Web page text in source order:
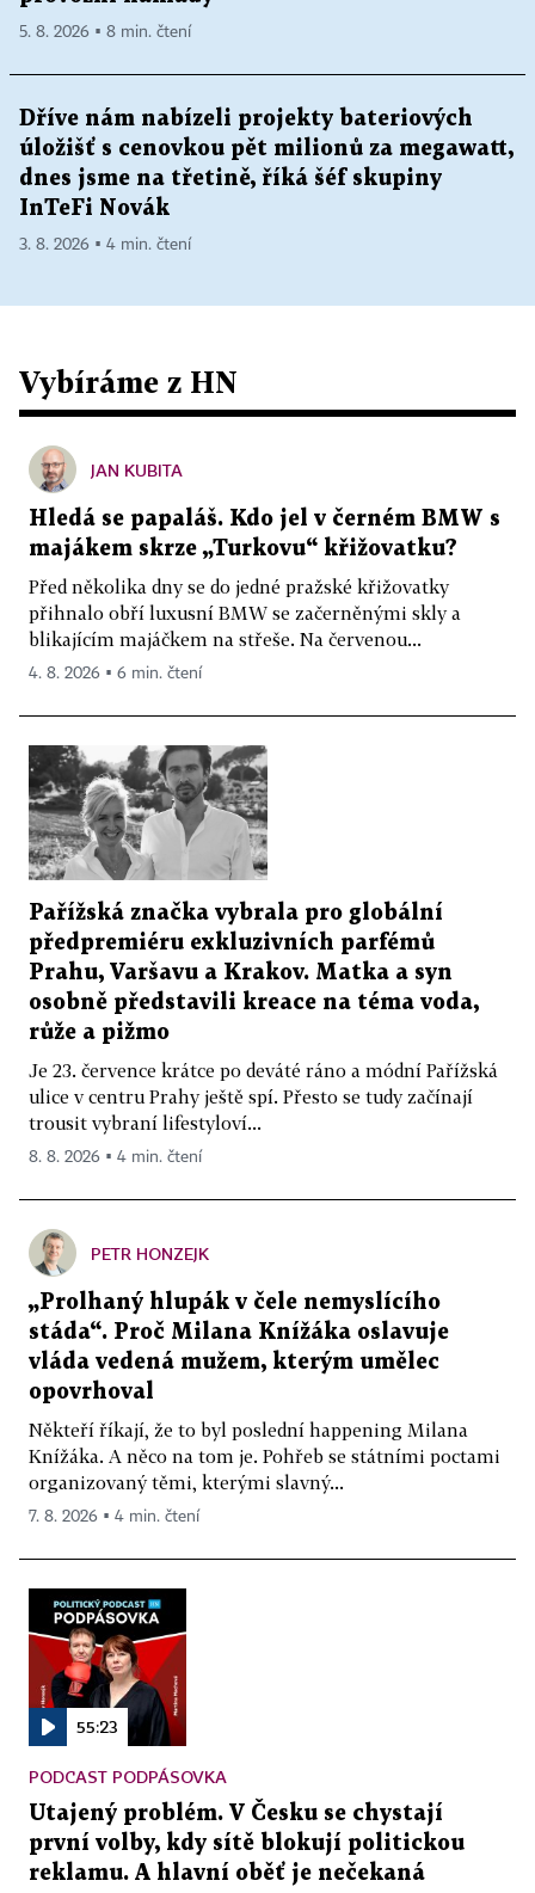
5. 8. 2026 ▪ 8 min. čtení
Dříve nám nabízeli projekty bateriových
úložišť s cenovkou pět milionů za megawatt,
dnes jsme na třetině, říká šéf skupiny
InTeFi Novák
3. 8. 2026 ▪ 4 min. čtení
Vybíráme z HN
JAN KUBITA
Hledá se papaláš. Kdo jel v černém BMW s
majákem skrze „Turkovu“ křižovatku?
Před několika dny se do jedné pražské křižovatky
přihnalo obří luxusní BMW se začerněnými skly a
blikajícím majáčkem na střeše. Na červenou...
4. 8. 2026 ▪ 6 min. čtení
Pařížská značka vybrala pro globální
předpremiéru exkluzivních parfémů
Prahu, Varšavu a Krakov. Matka a syn
osobně představili kreace na téma voda,
růže a pižmo
Je 23. července krátce po deváté ráno a módní Pařížská
ulice v centru Prahy ještě spí. Přesto se tudy začínají
trousit vybraní lifestyloví...
8. 8. 2026 ▪ 4 min. čtení
PETR HONZEJK
„Prolhaný hlupák v čele nemyslícího
stáda“. Proč Milana Knížáka oslavuje
vláda vedená mužem, kterým umělec
opovrhoval
Někteří říkají, že to byl poslední happening Milana
Knížáka. A něco na tom je. Pohřeb se státními poctami
organizovaný těmi, kterými slavný...
7. 8. 2026 ▪ 4 min. čtení
55:23
PODCAST PODPÁSOVKA
Utajený problém. V Česku se chystají
první volby, kdy sítě blokují politickou
reklamu. A hlavní oběť je nečekaná